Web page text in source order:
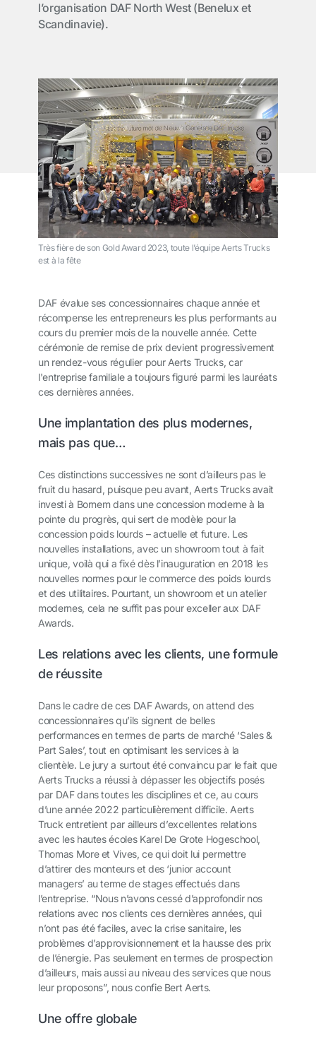
l’organisation DAF North West (Benelux et
Scandinavie).
Très fière de son Gold Award 2023, toute l’équipe Aerts Trucks
est à la fête
DAF évalue ses concessionnaires chaque année et
récompense les entrepreneurs les plus performants au
cours du premier mois de la nouvelle année. Cette
cérémonie de remise de prix devient progressivement
un rendez-vous régulier pour Aerts Trucks, car
l'entreprise familiale a toujours figuré parmi les lauréats
ces dernières années.
Une implantation des plus modernes,
mais pas que…
Ces distinctions successives ne sont d’ailleurs pas le
fruit du hasard, puisque peu avant, Aerts Trucks avait
investi à Bornem dans une concession moderne à la
pointe du progrès, qui sert de modèle pour la
concession poids lourds – actuelle et future. Les
nouvelles installations, avec un showroom tout à fait
unique, voilà qui a fixé dès l’inauguration en 2018 les
nouvelles normes pour le commerce des poids lourds
et des utilitaires. Pourtant, un showroom et un atelier
modernes, cela ne suffit pas pour exceller aux DAF
Awards.
Les relations avec les clients, une formule
de réussite
Dans le cadre de ces DAF Awards, on attend des
concessionnaires qu’ils signent de belles
performances en termes de parts de marché ‘Sales &
Part Sales’, tout en optimisant les services à la
clientèle. Le jury a surtout été convaincu par le fait que
Aerts Trucks a réussi à dépasser les objectifs posés
par DAF dans toutes les disciplines et ce, au cours
d’une année 2022 particulièrement difficile. Aerts
Truck entretient par ailleurs d’excellentes relations
avec les hautes écoles Karel De Grote Hogeschool,
Thomas More et Vives, ce qui doit lui permettre
d’attirer des monteurs et des ‘junior account
managers’ au terme de stages effectués dans
l’entreprise. “Nous n’avons cessé d’approfondir nos
relations avec nos clients ces dernières années, qui
n’ont pas été faciles, avec la crise sanitaire, les
problèmes d’approvisionnement et la hausse des prix
de l’énergie. Pas seulement en termes de prospection
d’ailleurs, mais aussi au niveau des services que nous
leur proposons”, nous confie Bert Aerts.
Une offre globale